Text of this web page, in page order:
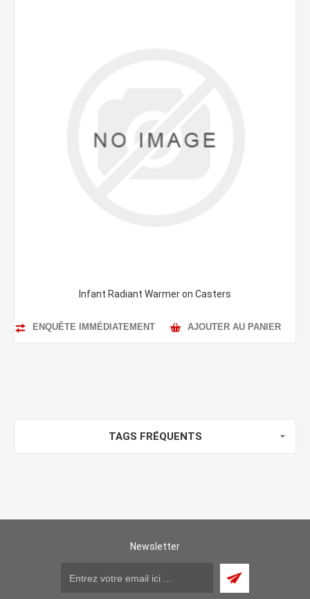
Infant Radiant Warmer on Casters
ENQUÊTE IMMÉDIATEMENT AJOUTER AU PANIER
TAGS FRÉQUENTS
Newsletter